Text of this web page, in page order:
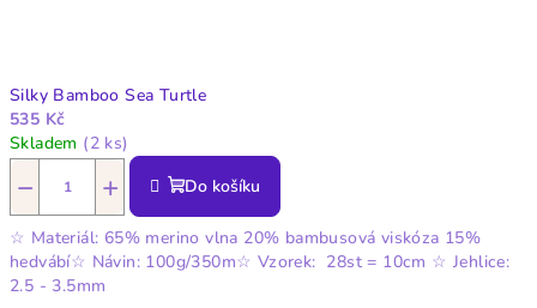
Silky Bamboo Sea Turtle
535 Kč
Skladem (2 ks)
+
− Do košíku
☆ Materiál: 65% merino vlna 20% bambusová viskóza 15%
hedvábí☆ Návin: 100g/350m☆ Vzorek: 28st = 10cm ☆ Jehlice:
2.5 - 3.5mm